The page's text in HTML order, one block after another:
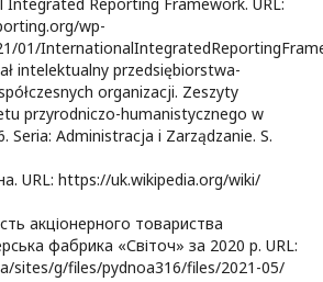
wp-
01/
intelektualny przedsiębiorstwa-
organizacji. Zeszyty
przyrodniczo-humanistycznego w
Seria: Administracja i Zarządzanie. S.
URL: https://uk.wikipedia.org/wiki/
акціонерного товариства
фабрика «Світоч» за 2020 р. URL:
sites/g/files/pydnoa316/files/2021-05/